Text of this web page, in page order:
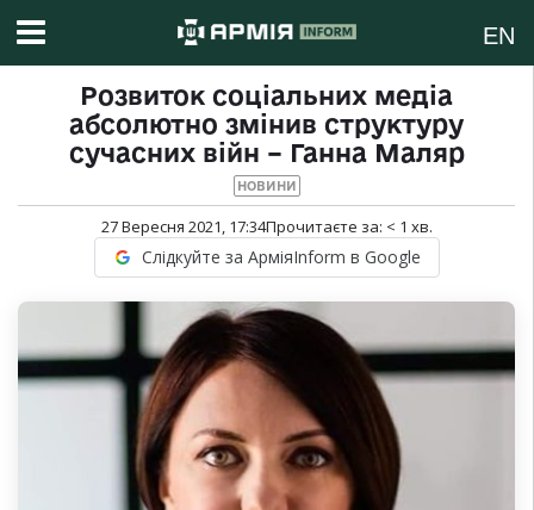
EN
Розвиток соціальних медіа
абсолютно змінив структуру
сучасних війн – Ганна Маляр
НОВИНИ
27 Вересня 2021, 17:34Прочитаєте за: < 1 хв.
Слідкуйте за АрміяInform в Google